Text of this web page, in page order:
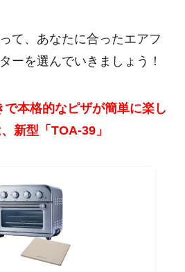
て、あなたに合ったエアフ
ーを選んでいきましょう！
本格的なピザが簡単に楽し
新型「TOA-39」